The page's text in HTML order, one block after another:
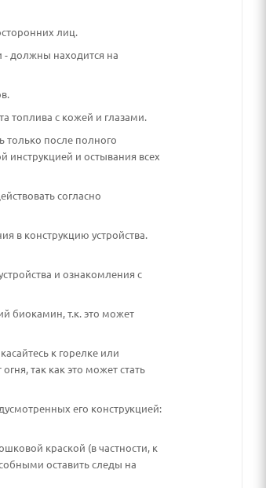
лиц.
- должны находится на
топлива с кожей и глазами.
только после полного
инструкцией и остывания всех
согласно
в конструкцию устройства.
и ознакомления с
биокамин, т.к. это может
к горелке или
так как это может стать
его конструкцией:
краской (в частности, к
оставить следы на